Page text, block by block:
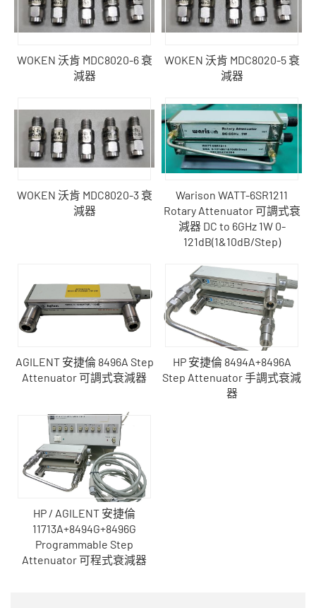
WOKEN 沃肯 MDC8020-6 衰
減器
WOKEN 沃肯 MDC8020-5 衰
減器
WOKEN 沃肯 MDC8020-3 衰
減器
Warison WATT-6SR1211
Rotary Attenuator 可調式衰
減器 DC to 6GHz 1W 0-
121dB(1&10dB/Step)
AGILENT 安捷倫 8496A Step
Attenuator 可調式衰減器
HP 安捷倫 8494A+8496A
Step Attenuator 手調式衰減
器
HP / AGILENT 安捷倫
11713A+8494G+8496G
Programmable Step
Attenuator 可程式衰減器